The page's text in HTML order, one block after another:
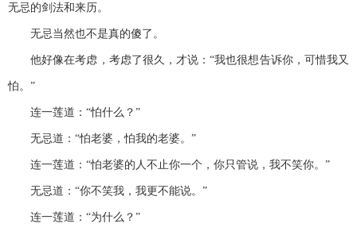
无忌的剑法和来历。
无忌当然也不是真的傻了。
他好像在考虑，考虑了很久，才说：“我也很想告诉你，可惜我又
怕。”
连一莲道：“怕什么？”
无忌道：“怕老婆，怕我的老婆。”
连一莲道：“怕老婆的人不止你一个，你只管说，我不笑你。”
无忌道：“你不笑我，我更不能说。”
连一莲道：“为什么？”